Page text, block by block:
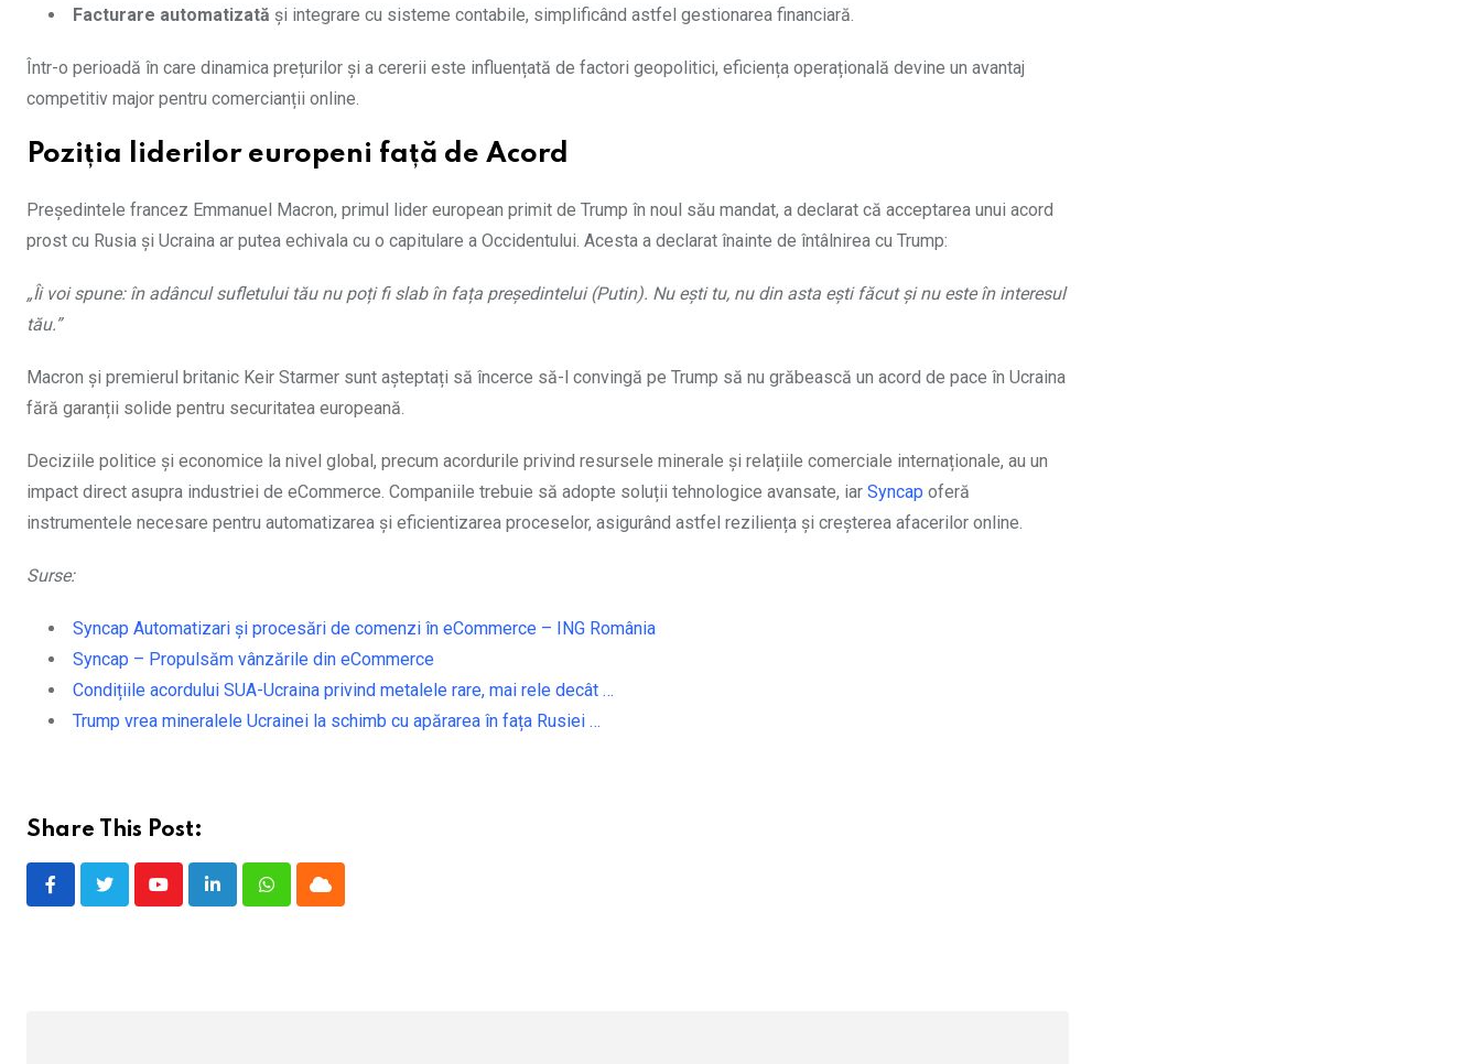
Facturare automatizată și integrare cu sisteme contabile, simplificând astfel gestionarea financiară.
Într-o perioadă în care dinamica prețurilor și a cererii este influențată de factori geopolitici, eficiența operațională devine un avantaj
competitiv major pentru comercianții online.
Poziția liderilor europeni față de Acord
Președintele francez Emmanuel Macron, primul lider european primit de Trump în noul său mandat, a declarat că acceptarea unui acord
prost cu Rusia și Ucraina ar putea echivala cu o capitulare a Occidentului. Acesta a declarat înainte de întâlnirea cu Trump:
„Îi voi spune: în adâncul sufletului tău nu poți fi slab în fața președintelui (Putin). Nu ești tu, nu din asta ești făcut și nu este în interesul
tău.”
Macron și premierul britanic Keir Starmer sunt așteptați să încerce să-l convingă pe Trump să nu grăbească un acord de pace în Ucraina
fără garanții solide pentru securitatea europeană.
Deciziile politice și economice la nivel global, precum acordurile privind resursele minerale și relațiile comerciale internaționale, au un
impact direct asupra industriei de eCommerce. Companiile trebuie să adopte soluții tehnologice avansate, iar Syncap oferă
instrumentele necesare pentru automatizarea și eficientizarea proceselor, asigurând astfel reziliența și creșterea afacerilor online.
Surse:
Syncap Automatizari și procesări de comenzi în eCommerce – ING România
Syncap – Propulsăm vânzările din eCommerce
Condițiile acordului SUA-Ucraina privind metalele rare, mai rele decât …
Trump vrea mineralele Ucrainei la schimb cu apărarea în fața Rusiei …
Share This Post:
YoutubeLinkedInWhatsappCloud